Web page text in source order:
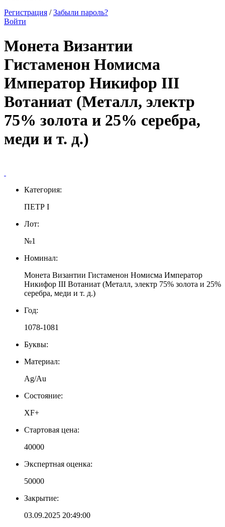
Регистрация / Забыли пароль?
Войти
Монета Византии
Гистаменон Номисма
Император Никифор III
Вотаниат (Металл, электр
75% золота и 25% серебра,
меди и т. д.)
Категория:
ПЕТР I
Лот:
№1
Номинал:
Монета Византии Гистаменон Номисма Император
Никифор III Вотаниат (Металл, электр 75% золота и 25%
серебра, меди и т. д.)
Год:
1078-1081
Буквы:
Материал:
Ag/Au
Состояние:
XF+
Стартовая цена:
40000
Экспертная оценка:
50000
Закрытие:
03.09.2025 20:49:00